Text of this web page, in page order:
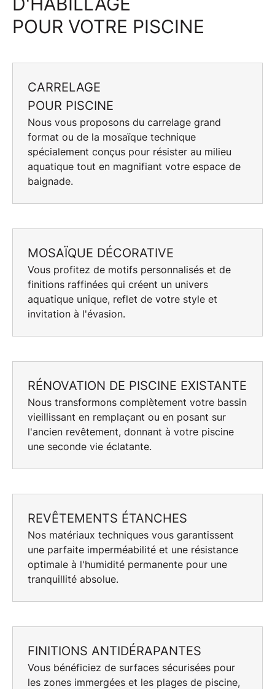
POUR VOTRE PISCINE
CARRELAGE
POUR PISCINE
Nous vous proposons du carrelage grand
format ou de la mosaïque technique
spécialement conçus pour résister au milieu
aquatique tout en magnifiant votre espace de
baignade.
MOSAÏQUE DÉCORATIVE
Vous profitez de motifs personnalisés et de
finitions raffinées qui créent un univers
aquatique unique, reflet de votre style et
invitation à l'évasion.
RÉNOVATION DE PISCINE EXISTANTE
Nous transformons complètement votre bassin
vieillissant en remplaçant ou en posant sur
l'ancien revêtement, donnant à votre piscine
une seconde vie éclatante.
REVÊTEMENTS ÉTANCHES
Nos matériaux techniques vous garantissent
une parfaite imperméabilité et une résistance
optimale à l'humidité permanente pour une
tranquillité absolue.
FINITIONS ANTIDÉRAPANTES
Vous bénéficiez de surfaces sécurisées pour
les zones immergées et les plages de piscine,